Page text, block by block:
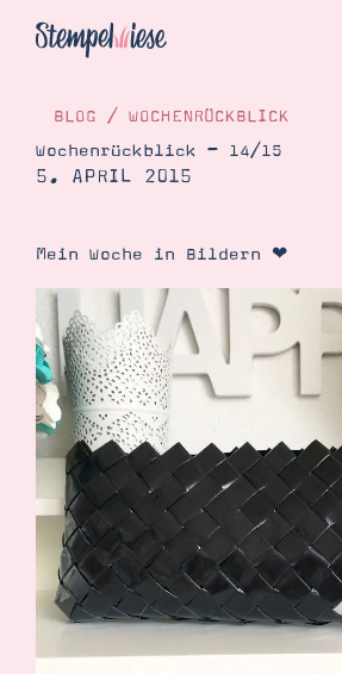
Katalog
Kontakt
Angebote
Demonstrator werden
Blog
Gutscheine
Produkte erklärt
Über mich
Über Stampin’ Up!
BLOG / WOCHENRÜCKBLICK
Wochenrückblick – 14/15
5. APRIL 2015
Mein Woche in Bildern ❤